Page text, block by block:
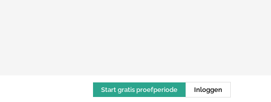
Start gratis proefperiode Inloggen